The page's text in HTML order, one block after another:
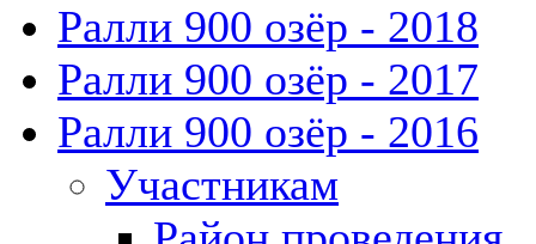
Ралли 900 озёр - 2018
Ралли 900 озёр - 2017
Ралли 900 озёр - 2016
Участникам